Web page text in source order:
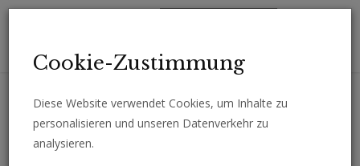
Erhalten Sie wichtige Analysen, Kommentare und Nachrichten
Cookie-Zustimmung
Diese Website verwendet Cookies, um Inhalte zu
personalisieren und unseren Datenverkehr zu
analysieren.